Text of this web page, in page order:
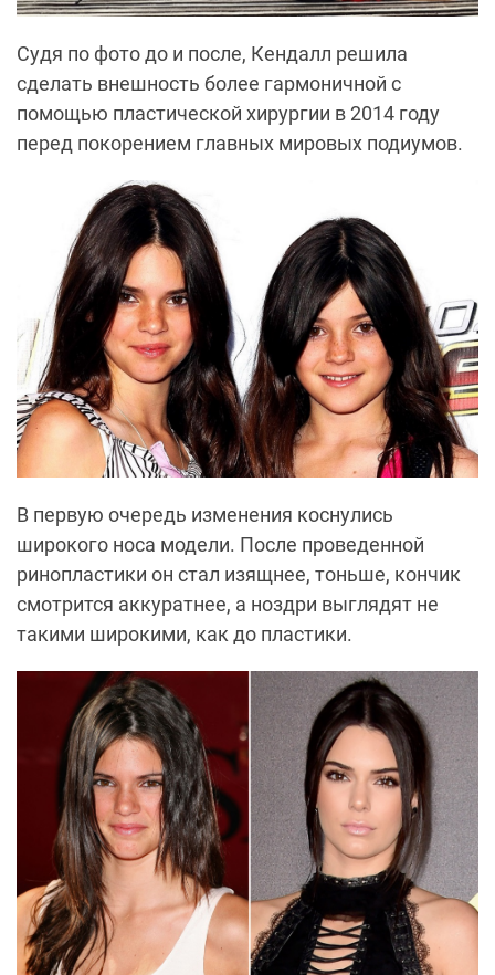
Судя по фото до и после, Кендалл решила
сделать внешность более гармоничной с
помощью пластической хирургии в 2014 году
перед покорением главных мировых подиумов.
В первую очередь изменения коснулись
широкого носа модели. После проведенной
ринопластики он стал изящнее, тоньше, кончик
смотрится аккуратнее, а ноздри выглядят не
такими широкими, как до пластики.